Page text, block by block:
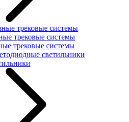
трековые системы
трековые системы
трековые системы
светильники